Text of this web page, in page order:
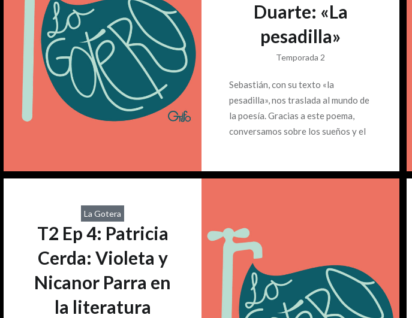
Duarte: «La
pesadilla»
Temporada 2
Sebastián, con su texto «la
pesadilla», nos traslada al mundo de
la poesía. Gracias a este poema,
conversamos sobre los sueños y el
qué hacer tales distinciones? Las
La Gotera
T2 Ep 4: Patricia
Cerda: Violeta y
Nicanor Parra en
la literatura